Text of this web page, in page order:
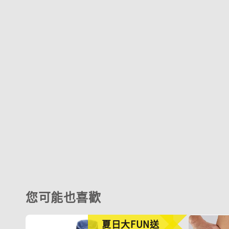
您可能也喜歡
夏日大FUN送